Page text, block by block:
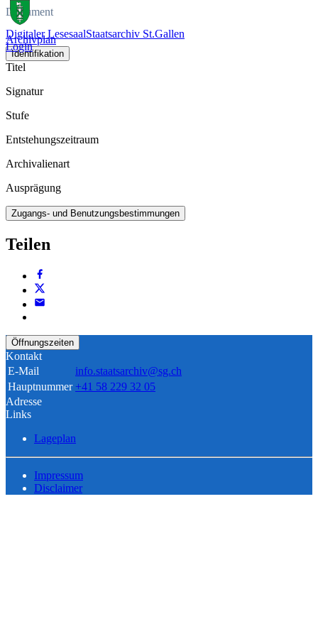
Digitaler LesesaalStaatsarchiv St.Gallen
Login
Dokument
Archivplan
Identifikation
Titel
Signatur
Stufe
Entstehungszeitraum
Archivalienart
Ausprägung
Zugangs- und Benutzungsbestimmungen
Teilen
Öffnungszeiten
Kontakt
E-Mail
info.staatsarchiv@sg.ch
Hauptnummer +41 58 229 32 05
Adresse
Links
Lageplan
Impressum
Disclaimer